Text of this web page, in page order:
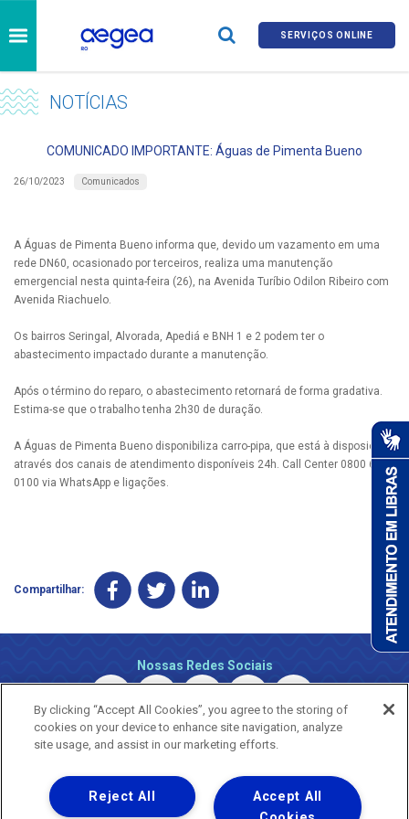
SERVIÇOS ONLINE
NOTÍCIAS
COMUNICADO IMPORTANTE: Águas de Pimenta Bueno
26/10/2023 Comunicados
A Águas de Pimenta Bueno informa que, devido um vazamento em uma
rede DN60, ocasionado por terceiros, realiza uma manutenção
emergencial nesta quinta-feira (26), na Avenida Turíbio Odilon Ribeiro com
Avenida Riachuelo.
Os bairros Seringal, Alvorada, Apediá e BNH 1 e 2 podem ter o
abastecimento impactado durante a manutenção.
Após o término do reparo, o abastecimento retornará de forma gradativa.
Estima-se que o trabalho tenha 2h30 de duração.
A Águas de Pimenta Bueno disponibiliza carro-pipa, que está à disposição
através dos canais de atendimento disponíveis 24h. Call Center 0800 690
0100 via WhatsApp e ligações.
Compartilhar:
Nossas Redes Sociais
Copyright © 2026 - Todos os Direitos Reservados.
By clicking “Accept All Cookies”, you agree to the storing of
cookies on your device to enhance site navigation, analyze
site usage, and assist in our marketing efforts.
Accept All
Reject All